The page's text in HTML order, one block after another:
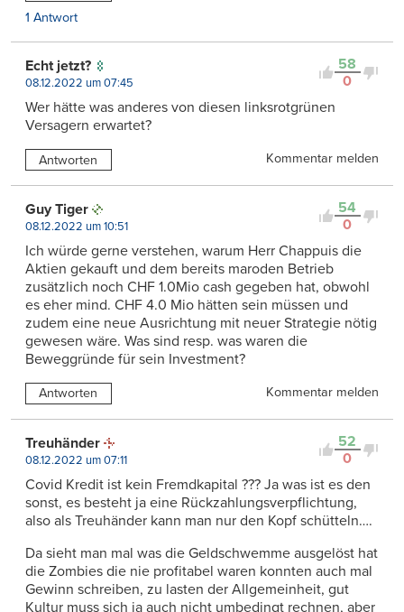
1 Antwort
58
0
Echt jetzt?
08.12.2022 um 07:45
Wer hätte was anderes von diesen linksrotgrünen
Versagern erwartet?
Antworten Kommentar melden
54
0
Guy Tiger
08.12.2022 um 10:51
Ich würde gerne verstehen, warum Herr Chappuis die
Aktien gekauft und dem bereits maroden Betrieb
zusätzlich noch CHF 1.0Mio cash gegeben hat, obwohl
es eher mind. CHF 4.0 Mio hätten sein müssen und
zudem eine neue Ausrichtung mit neuer Strategie nötig
gewesen wäre. Was sind resp. was waren die
Beweggründe für sein Investment?
Antworten Kommentar melden
52
0
Treuhänder
08.12.2022 um 07:11
Covid Kredit ist kein Fremdkapital ??? Ja was ist es den
sonst, es besteht ja eine Rückzahlungsverpflichtung,
also als Treuhänder kann man nur den Kopf schütteln….
Da sieht man mal was die Geldschwemme ausgelöst hat
die Zombies die nie profitabel waren konnten auch mal
Gewinn schreiben, zu lasten der Allgemeinheit, gut
Kultur muss sich ja auch nicht umbedingt rechnen, aber